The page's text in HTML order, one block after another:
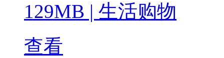
129MB | 生活购物
查看